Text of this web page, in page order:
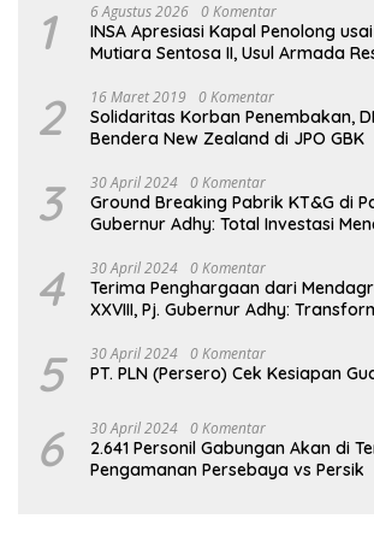
1 6 Agustus 2026 0 Komentar
INSA Apresiasi Kapal Penolong
Mutiara Sentosa II, Usul Armada
2 16 Maret 2019 0 Komentar
Solidaritas Korban Penembakan,
Bendera New Zealand di JPO GBK
3 30 April 2024 0 Komentar
Ground Breaking Pabrik KT&G di
Gubernur Adhy: Total Investasi
4 30 April 2024 0 Komentar
Terima Penghargaan dari
XXVIII, Pj. Gubernur Adhy:
Keberhasilan Jatim
5 30 April 2024 0 Komentar
PT. PLN (Persero) Cek Kesiapan
6 30 April 2024 0 Komentar
2.641 Personil Gabungan Akan di
Pengamanan Persebaya vs Persik